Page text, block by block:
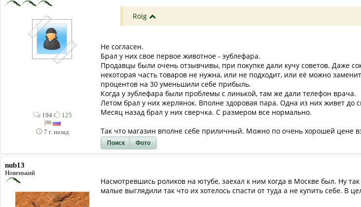
194 125
7 г. назад
Roig
Не согласен.
Брал у них свое первое животное - эублефара.
Продавцы были очень отзывчивы, при покупке дали кучу советов. Даже
некоторая часть товаров не нужна, или не подходит, или её можно
процентов на 30 уменьшили себе прибыль.
Когда у эублефара были проблемы с линькой, там же дали телефон врача.
Летом брал у них жерлянок. Вполне здоровая пара. Одна из них живет до
Месяц назад брал у них сверчка. С размером все нормально.
Так что магазин вполне себе приличный. Можно по очень хорошей цене
Поиск Фото
nub13
Новенький
Насмотревшись роликов на ютубе, заехал к ним когда в Москве был. Ну
малые выглядили так что их хотелось спасти от туда а не купить себе. В